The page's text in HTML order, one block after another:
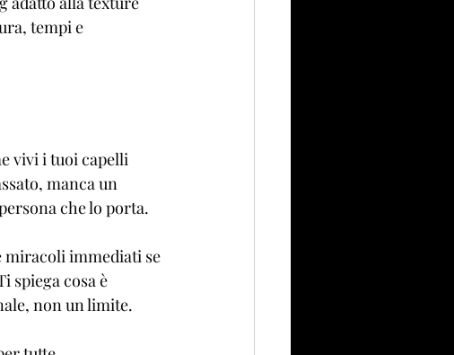
tempi e
vivi i tuoi capelli
manca un
che lo porta.
miracoli immediati se
spiega cosa è
non un limite.